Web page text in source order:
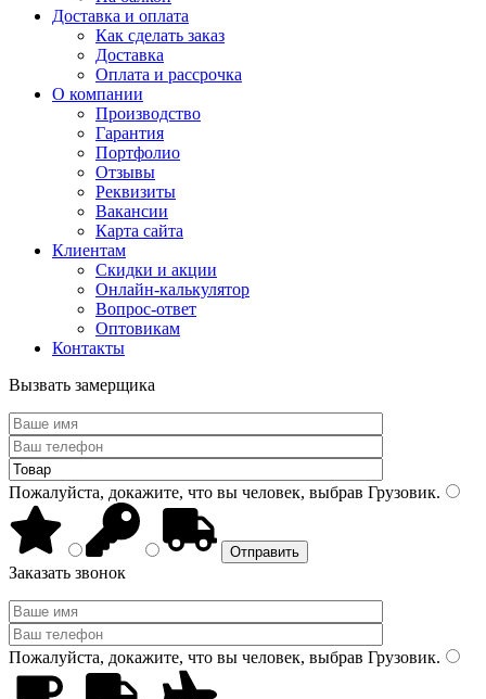
Доставка и оплата
Как сделать заказ
Доставка
Оплата и рассрочка
О компании
Производство
Гарантия
Портфолио
Отзывы
Реквизиты
Вакансии
Карта сайта
Клиентам
Скидки и акции
Онлайн-калькулятор
Вопрос-ответ
Оптовикам
Контакты
Вызвать замерщика
Пожалуйста, докажите, что вы человек, выбрав Грузовик.
Заказать звонок
Пожалуйста, докажите, что вы человек, выбрав Грузовик.